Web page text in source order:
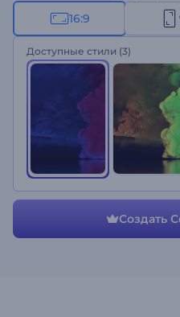
заставок для YouTube,
других кинематографичных
анимацию логотипа с
16:9
Доступные стили (3)
Создать